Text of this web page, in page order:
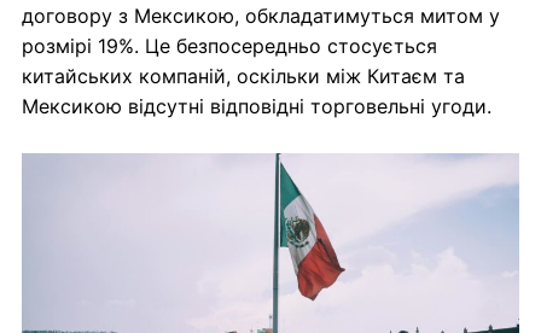
договору з Мексикою, обкладатимуться митом у
розмірі 19%. Це безпосередньо стосується
китайських компаній, оскільки між Китаєм та
Мексикою відсутні відповідні торговельні угоди.